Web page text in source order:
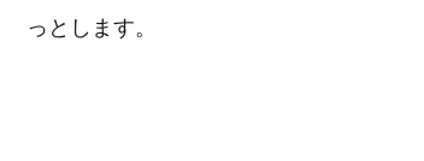
っとします。